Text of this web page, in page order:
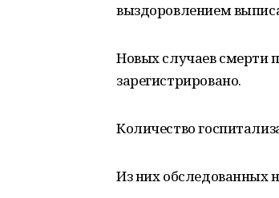
выздоровлением
Новых случаев смерти
зарегистрировано.
Количество
Из них обследованных